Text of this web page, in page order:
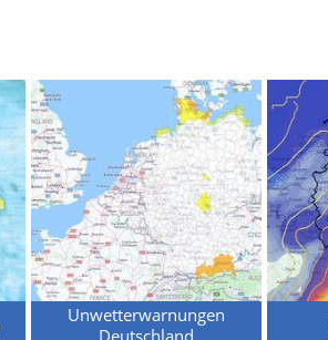
Unwetterwarnungen
Deutschland